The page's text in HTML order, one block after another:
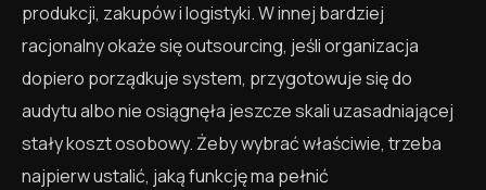
produkcji, zakupów i logistyki. W innej bardziej
racjonalny okaże się outsourcing, jeśli organizacja
dopiero porządkuje system, przygotowuje się do
audytu albo nie osiągnęła jeszcze skali uzasadniającej
stały koszt osobowy. Żeby wybrać właściwie, trzeba
najpierw ustalić, jaką funkcję ma pełnić